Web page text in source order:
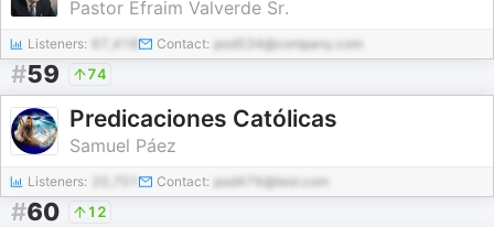
Pastor Efraim Valverde Sr.
Listeners: 67,418 Contact: pod534@company.com
#59 74
Predicaciones Católicas
Samuel Páez
Listeners: Contact: pod476@test.com
#60 12